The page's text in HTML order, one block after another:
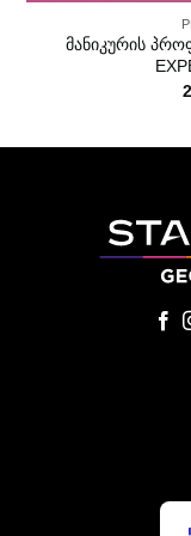
მანიკურის